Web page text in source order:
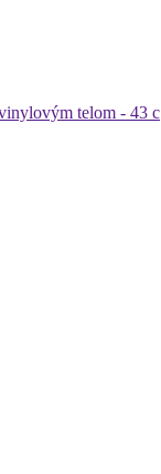
telom - 43 c